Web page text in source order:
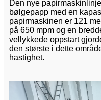
Den nye
bølgepapp med en
papirmaskinen er 121
på 650 mpm og en
vellykkede oppstart
den største i dette
hastighet.